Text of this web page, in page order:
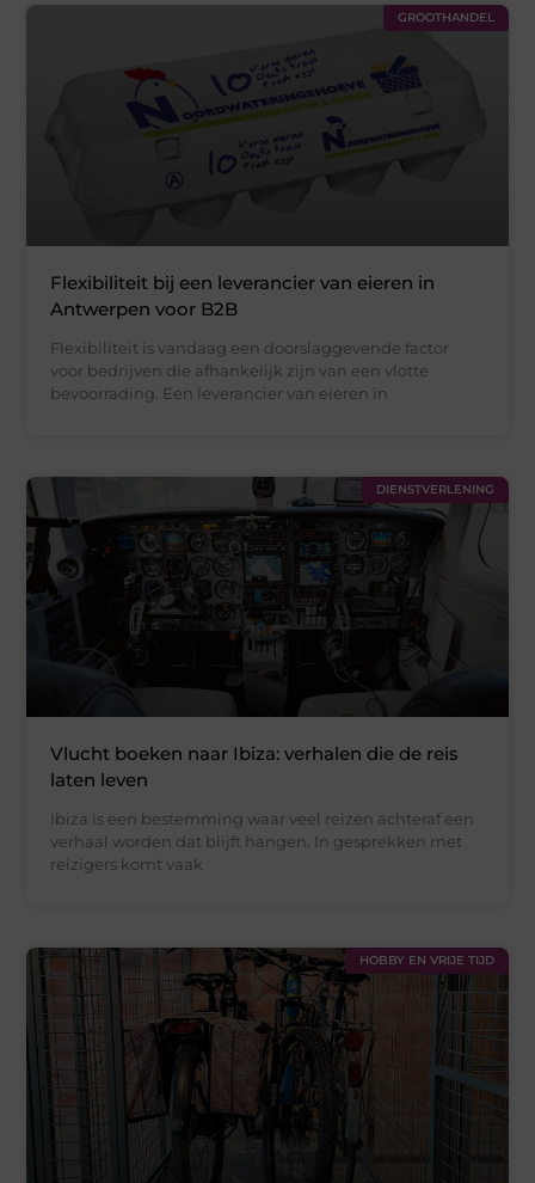
GROOTHANDEL
Flexibiliteit bij een leverancier van eieren in
Antwerpen voor B2B
Flexibiliteit is vandaag een doorslaggevende factor
voor bedrijven die afhankelijk zijn van een vlotte
bevoorrading. Een leverancier van eieren in
DIENSTVERLENING
Vlucht boeken naar Ibiza: verhalen die de reis
laten leven
Ibiza is een bestemming waar veel reizen achteraf een
verhaal worden dat blijft hangen. In gesprekken met
reizigers komt vaak
HOBBY EN VRIJE TIJD